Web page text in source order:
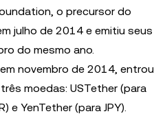
o precursor do
julho de 2014 e emitiu seus
do mesmo ano.
novembro de 2014, entrou
moedas: USTether (para
e YenTether (para JPY).